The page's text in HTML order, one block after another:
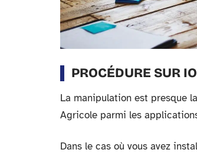
PROCÉDURE SUR
La manipulation est presque
Agricole parmi les
Dans le cas où vous avez